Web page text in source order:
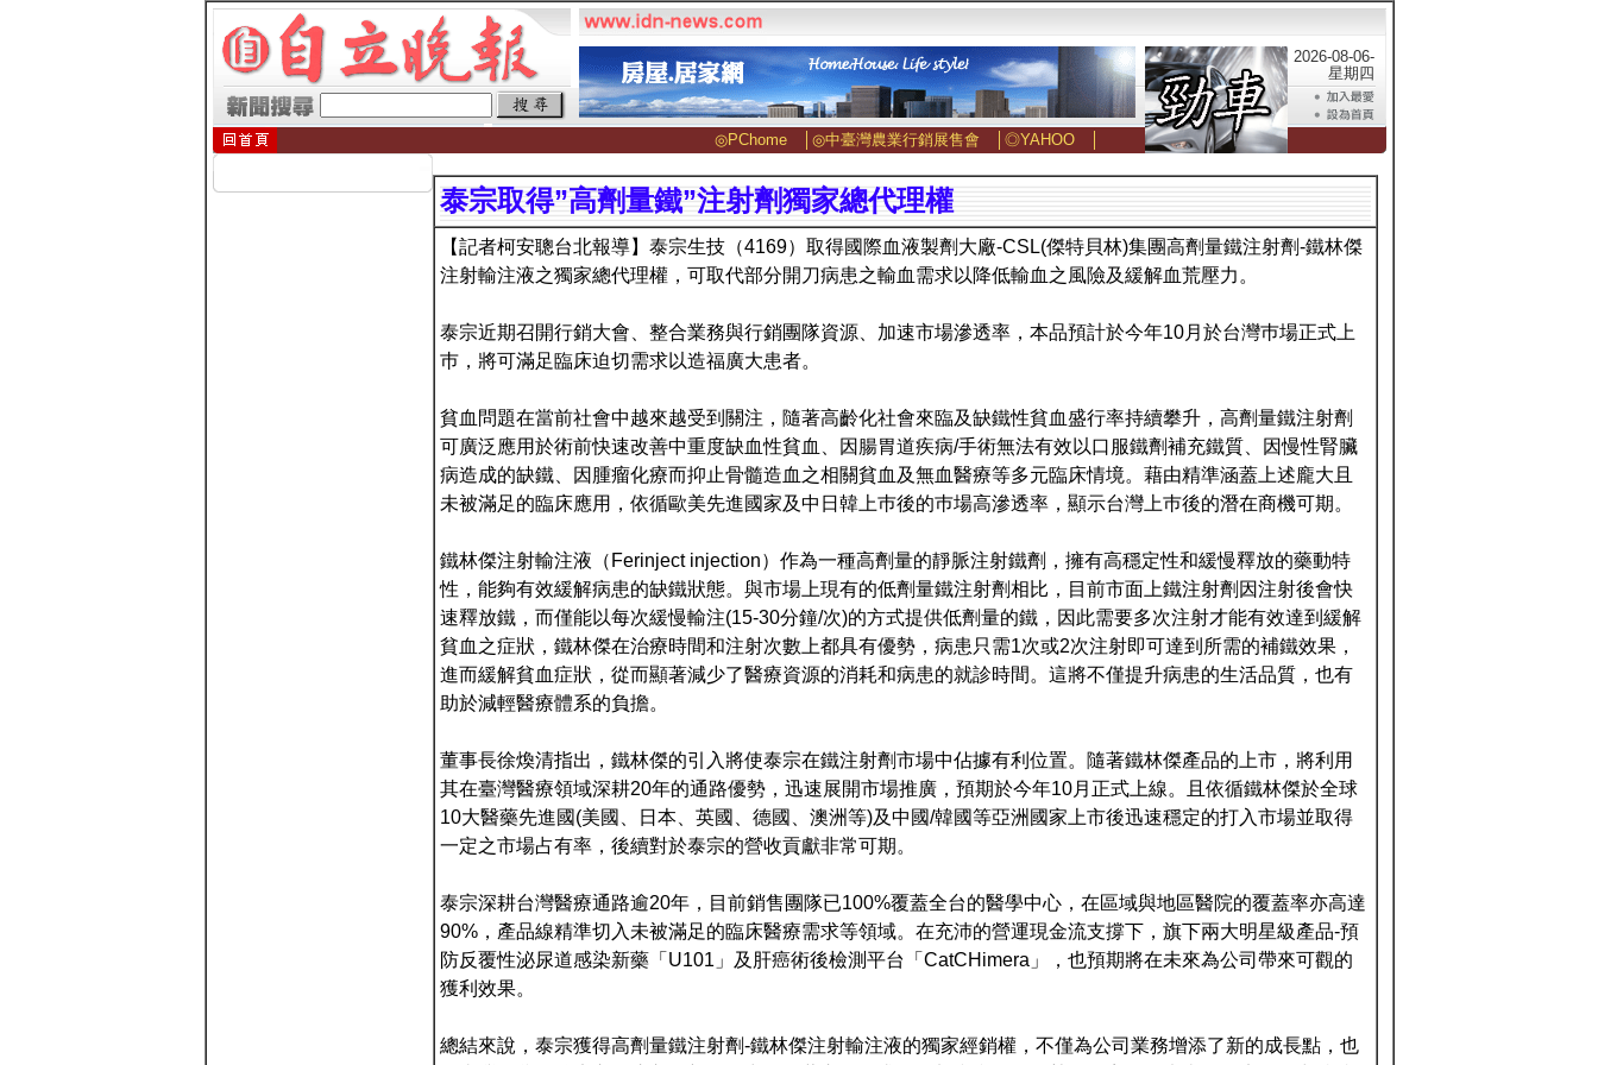
2026-08-06-
星期四
◎PChome│ ◎中臺灣農業行銷展售會 ◎YAHOO│
泰宗取得”高劑量鐵”注射劑獨家總代理權
【記者柯安聰台北報導】泰宗生技（4169）取得國際血液製劑大廠-CSL(傑特貝林)集團高劑量鐵注射劑-鐵林傑
注射輸注液之獨家總代理權，可取代部分開刀病患之輸血需求以降低輸血之風險及緩解血荒壓力。
泰宗近期召開行銷大會、整合業務與行銷團隊資源、加速市場滲透率，本品預計於今年10月於台灣巿場正式上
巿，將可滿足臨床迫切需求以造福廣大患者。
貧血問題在當前社會中越來越受到關注，隨著高齡化社會來臨及缺鐵性貧血盛行率持續攀升，高劑量鐵注射劑
可廣泛應用於術前快速改善中重度缺血性貧血、因腸胃道疾病/手術無法有效以口服鐵劑補充鐵質、因慢性腎臟
病造成的缺鐵、因腫瘤化療而抑止骨髓造血之相關貧血及無血醫療等多元臨床情境。藉由精準涵蓋上述龐大且
未被滿足的臨床應用，依循歐美先進國家及中日韓上巿後的巿場高滲透率，顯示台灣上巿後的潛在商機可期。
鐵林傑注射輸注液（Ferinject injection）作為一種高劑量的靜脈注射鐵劑，擁有高穩定性和緩慢釋放的藥動特
性，能夠有效緩解病患的缺鐵狀態。與市場上現有的低劑量鐵注射劑相比，目前市面上鐵注射劑因注射後會快
速釋放鐵，而僅能以每次緩慢輸注(15-30分鐘/次)的方式提供低劑量的鐵，因此需要多次注射才能有效達到緩解
貧血之症狀，鐵林傑在治療時間和注射次數上都具有優勢，病患只需1次或2次注射即可達到所需的補鐵效果，
進而緩解貧血症狀，從而顯著減少了醫療資源的消耗和病患的就診時間。這將不僅提升病患的生活品質，也有
助於減輕醫療體系的負擔。
董事長徐煥清指出，鐵林傑的引入將使泰宗在鐵注射劑市場中佔據有利位置。隨著鐵林傑產品的上市，將利用
其在臺灣醫療領域深耕20年的通路優勢，迅速展開市場推廣，預期於今年10月正式上線。且依循鐵林傑於全球
10大醫藥先進國(美國、日本、英國、德國、澳洲等)及中國/韓國等亞洲國家上市後迅速穩定的打入市場並取得
一定之市場占有率，後續對於泰宗的營收貢獻非常可期。
泰宗深耕台灣醫療通路逾20年，目前銷售團隊已100%覆蓋全台的醫學中心，在區域與地區醫院的覆蓋率亦高達
90%，產品線精準切入未被滿足的臨床醫療需求等領域。在充沛的營運現金流支撐下，旗下兩大明星級產品-預
防反覆性泌尿道感染新藥「U101」及肝癌術後檢測平台「CatCHimera」，也預期將在未來為公司帶來可觀的
獲利效果。
總結來說，泰宗獲得高劑量鐵注射劑-鐵林傑注射輸注液的獨家經銷權，不僅為公司業務增添了新的成長點，也